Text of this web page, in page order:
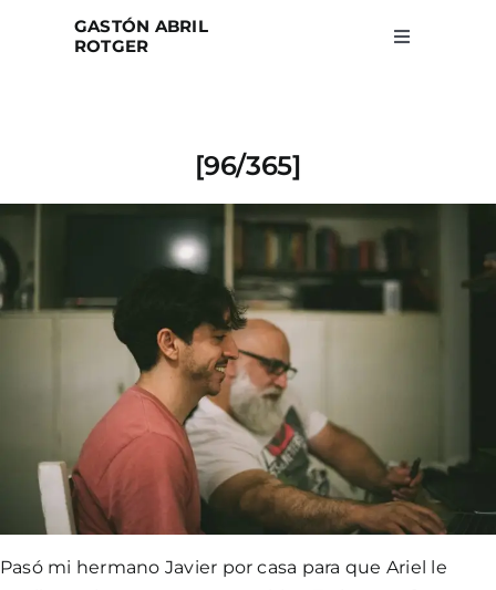
GASTÓN ABRIL
ROTGER
Toggle
About
[96/365]
Pasó mi hermano Javier por casa para que Ariel le